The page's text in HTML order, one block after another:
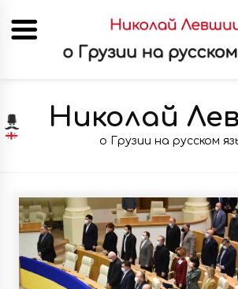
content
Николай
о Грузии на русском